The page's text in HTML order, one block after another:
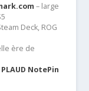
– large
Deck, ROG
ère de
PLAUD NotePin